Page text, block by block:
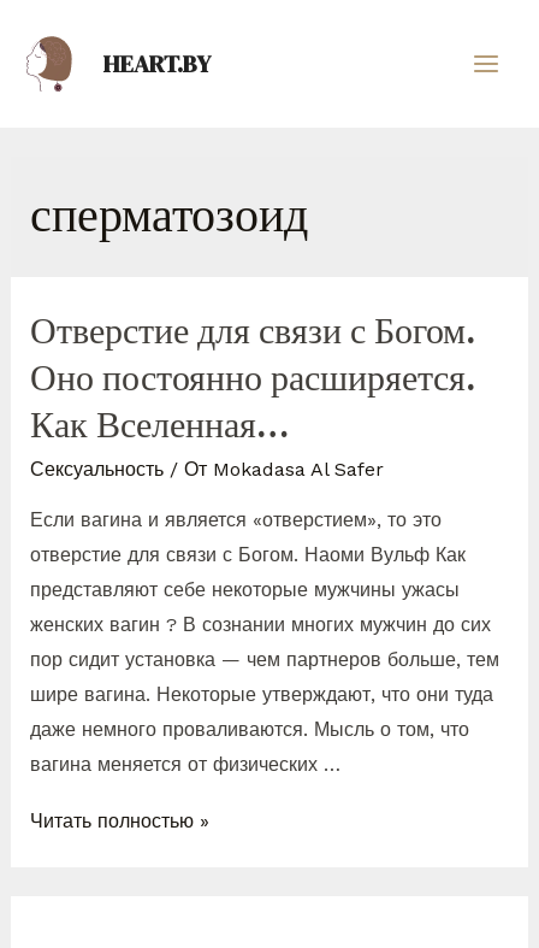
HEART.BY
сперматозоид
Отверстие для связи с Богом.
Оно постоянно расширяется.
Как Вселенная…
Сексуальность/ От Mokadasa Al Safer
Если вагина и является «отверстием», то это
отверстие для связи с Богом. Наоми Вульф Как
представляют себе некоторые мужчины ужасы
женских вагин ? В сознании многих мужчин до сих
пор сидит установка — чем партнеров больше, тем
шире вагина. Некоторые утверждают, что они туда
даже немного проваливаются. Мысль о том, что
вагина меняется от физических …
Читать полностью »